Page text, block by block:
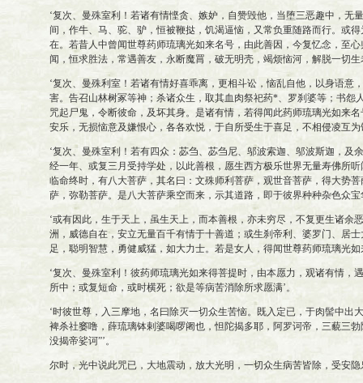
‘复次、曼殊室利！若诸有情悭贪、嫉妒，自赞毁他，当堕三恶趣中，无
间，作牛、马、驼、驴，恒被鞭挞，饥渴逼恼，又常负重随路而行。或
在。若昔人中曾闻世尊药师琉璃光如来名号，由此善因，今复忆念，至
闻，恒求胜法，常遇善友，永断魔罥，破无明壳，竭烦恼河，解脱一切生
‘复次、曼殊利室！若诸有情好喜乖离，更相斗讼，恼乱自他，以身语意
害。告召山林树冢等神；杀诸众生，取其血肉祭祀药*、罗刹婆等；书怨
咒起尸鬼，令断彼命，及坏其身。是诸有情，若得闻此药师琉璃光如来
安乐，无损恼意及嫌恨心，各各欢悦，于自所受生于喜足，不相侵凌互为
‘复次、曼殊室利！若有四众：苾刍、苾刍尼、邬波索迦、邬波斯迦，及
经一年、或复三月受持学处，以此善根，愿生西方极乐世界无量寿佛所
临命终时，有八大菩萨，其名曰：文殊师利菩萨，观世音菩萨，得大势
萨，弥勒菩萨。是八大菩萨乘空而来，示其道路，即于彼界种种杂色众宝
‘或有因此，生于天上，虽生天上，而本善根，亦未穷尽，不复更生诸余
洲，威德自在，安立无量百千有情于十善道；或生刹帝利、婆罗门、居
足，聪明智慧，勇健威猛，如大力士。若是女人，得闻世尊药师琉璃光
‘复次、曼殊室利！彼药师琉璃光如来得菩提时，由本愿力，观诸有情，
所中；或复短命，或时横死；欲是等病苦消除所求愿满’。
‘时彼世尊，入三摩地，名曰除灭一切众生苦恼。既入定已，于肉髻中出
裨杀社窭噜，薛琉璃钵剌婆喝啰阇也，怛陀揭多耶，阿罗诃帝，三藐三
没揭帝娑诃”’。
尔时，光中说此咒已，大地震动，放大光明，一切众生病苦皆除，受安隐